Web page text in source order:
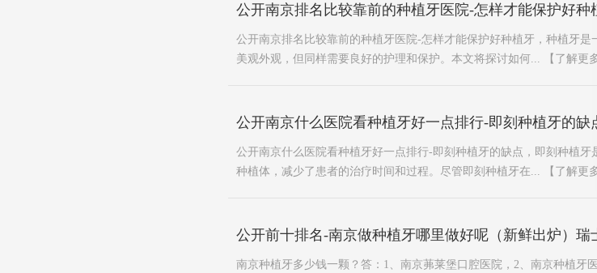
公开南京排名比较靠前的种植牙医院-怎样才能保护好种
公开南京排名比较靠前的种植牙医院-怎样才能保护好种植牙，种植牙是
美观外观，但同样需要良好的护理和保护。本文将探讨如何...
【了解更
公开南京什么医院看种植牙好一点排行-即刻种植牙的缺
公开南京什么医院看种植牙好一点排行-即刻种植牙的缺点，即刻种植
种植体，减少了患者的治疗时间和过程。尽管即刻种植牙在...
【了解更
公开前十排名-南京做种植牙哪里做好呢（新鲜出炉）瑞
南京种植牙多少钱一颗？答：1、南京茀莱堡口腔医院，2、南京种植牙